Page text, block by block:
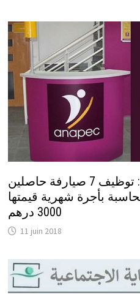
وظائف أنابيك ء مراكش: توظيف 7 صيارفة حاصلين
بأجرة شهرية قيمتها
3000 درهم
11 juin 2018